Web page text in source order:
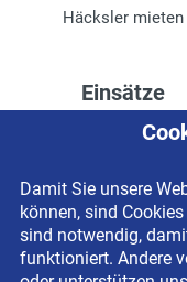
Häcksler mieten
Einsätze
Höhenzugang für
Drainage
Terrasse anlegen
Damit Sie unsere
können, sind
sind notwendig,
funktioniert. Andere